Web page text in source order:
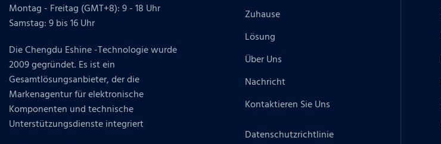
Montag - Freitag (GMT+8): 9 - 18 Uhr
Samstag: 9 bis 16 Uhr
Die Chengdu Eshine -Technologie wurde
2009 gegründet. Es ist ein
Gesamtlösungsanbieter, der die
Markenagentur für elektronische
Komponenten und technische
Unterstützungsdienste integriert
Zuhause
Lösung
Über Uns
Nachricht
Kontaktieren Sie Uns
Datenschutzrichtlinie